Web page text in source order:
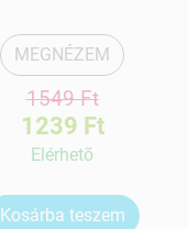
MEGNÉZEM
1549 Ft
1239 Ft
Elérhetõ
Kosárba teszem